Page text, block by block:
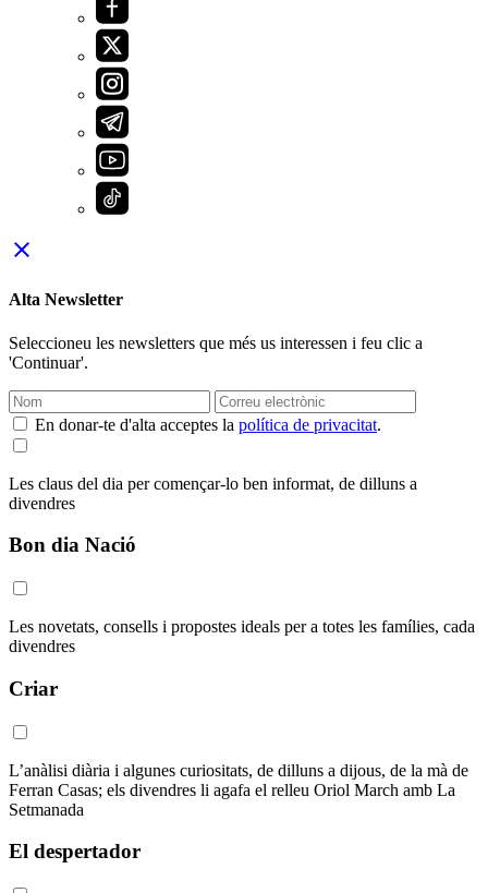
close
Alta Newsletter
Seleccioneu les newsletters que més us interessen i feu clic a
'Continuar'.
En donar-te d'alta acceptes la política de privacitat.
Les claus del dia per començar-lo ben informat, de dilluns a
divendres
Bon dia Nació
Les novetats, consells i propostes ideals per a totes les famílies, cada
divendres
Criar
L’anàlisi diària i algunes curiositats, de dilluns a dijous, de la mà de
Ferran Casas; els divendres li agafa el relleu Oriol March amb La
Setmanada
El despertador